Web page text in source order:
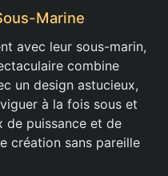
Marine
avec leur sous-marin,
combine
un design astucieux,
à la fois sous et
de puissance et de
création sans pareille